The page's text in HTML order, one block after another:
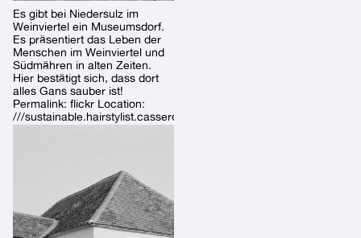
Es gibt bei Niedersulz im
Weinviertel ein Museumsdorf.
Es präsentiert das Leben der
Menschen im Weinviertel und
Südmähren in alten Zeiten.
Hier bestätigt sich, dass dort
alles Gans sauber ist!
Permalink: flickr Location:
///sustainable.hairstylist.casseroles